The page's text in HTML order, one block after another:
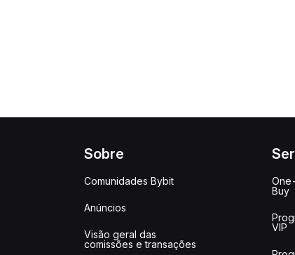
Sobre
Comunidades Bybit
Anúncios
Visão geral das
comissões e transações
Buy
VIP